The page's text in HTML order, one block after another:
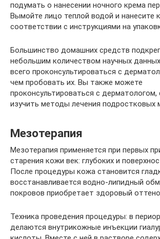
подумать о нанесении ночного крема
Вымойте лицо теплой водой и нанесите
соответствии с инструкциями на
Большинство домашних средств
небольшим количеством научных
всего проконсультироваться с
чем пробовать их. Вы также можете
проконсультироваться с дерматологом,
изучить методы лечения подростковых
Мезотерапия
Мезотерапия применяется при первых
старения кожи век: глубоких и
После процедуры кожа становится
восстанавливается водно-липидный
покровов приобретает здоровый
Техника проведения процедуры: в
делаются внутрикожные инъекции